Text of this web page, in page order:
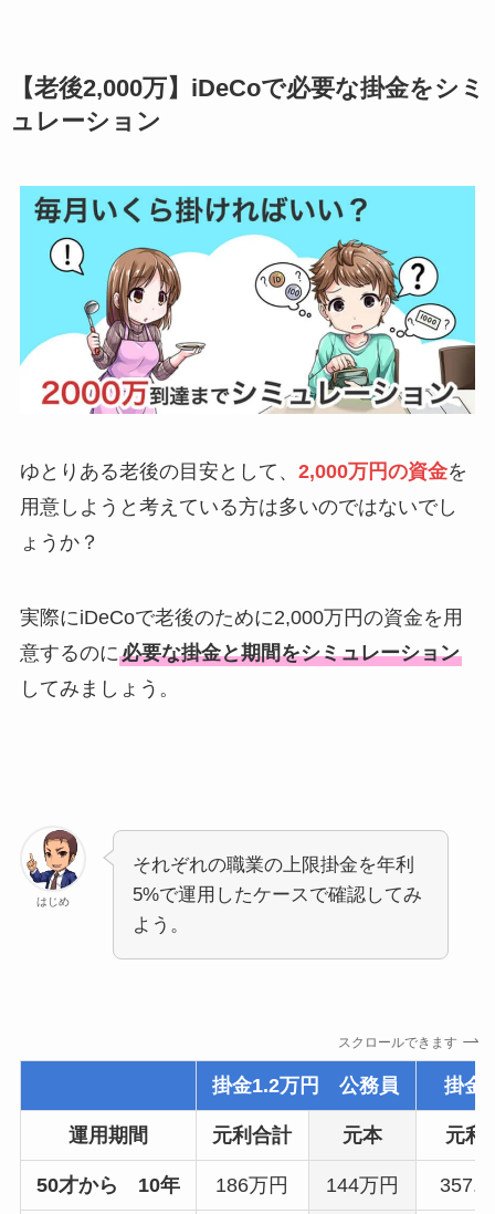
【老後2,000万】iDeCoで必要な掛金をシミ
ュレーション
ゆとりある老後の目安として、 2,000万円の資金を
用意しようと考えている方は多いのではないでし
ょうか？
実際にiDeCoで老後のために2,000万円の資金を用
意するのに必要な掛金と期間をシミュレーション
してみましょう。
はじめ
それぞれの職業の上限掛金を年利
5%で運用したケースで確認してみ
よう。
スクロールできます
掛金1.2万円 公務員 掛金
運用期間 元利合計 元本 元利
50才から 10年 186万円 144万円 357.1